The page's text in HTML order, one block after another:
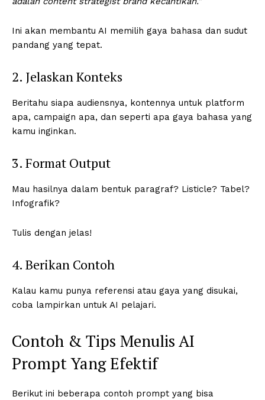
Ini akan membantu AI memilih gaya bahasa dan sudut
pandang yang tepat.
2. Jelaskan Konteks
Beritahu siapa audiensnya, kontennya untuk platform
apa, campaign apa, dan seperti apa gaya bahasa yang
kamu inginkan.
3. Format Output
Mau hasilnya dalam bentuk paragraf? Listicle? Tabel?
Infografik?
Tulis dengan jelas!
4. Berikan Contoh
Kalau kamu punya referensi atau gaya yang disukai,
coba lampirkan untuk AI pelajari.
Contoh & Tips Menulis AI
Prompt Yang Efektif
Berikut ini beberapa contoh prompt yang bisa